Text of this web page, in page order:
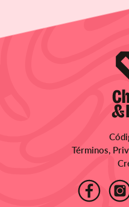
Términos,